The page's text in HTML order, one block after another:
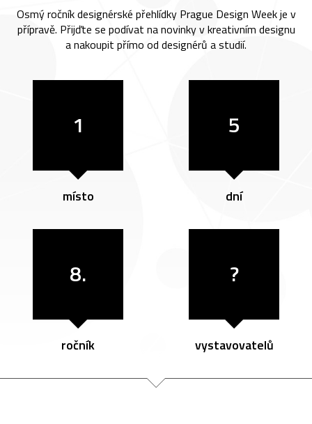
Osmý ročník designérské přehlídky Prague Design Week je v
přípravě. Přijďte se podívat na novinky v kreativním designu
a nakoupit přímo od designérů a studií.
1
místo
5
dní
8.
ročník
?
vystavovatelů